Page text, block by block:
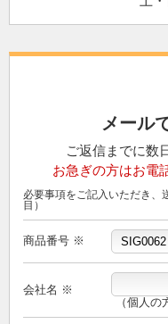
メール
ご返信までに数
お急ぎの方はお電
必要事項をご記入いただき
目）
商品番号 ※
会社名 ※
（個人の